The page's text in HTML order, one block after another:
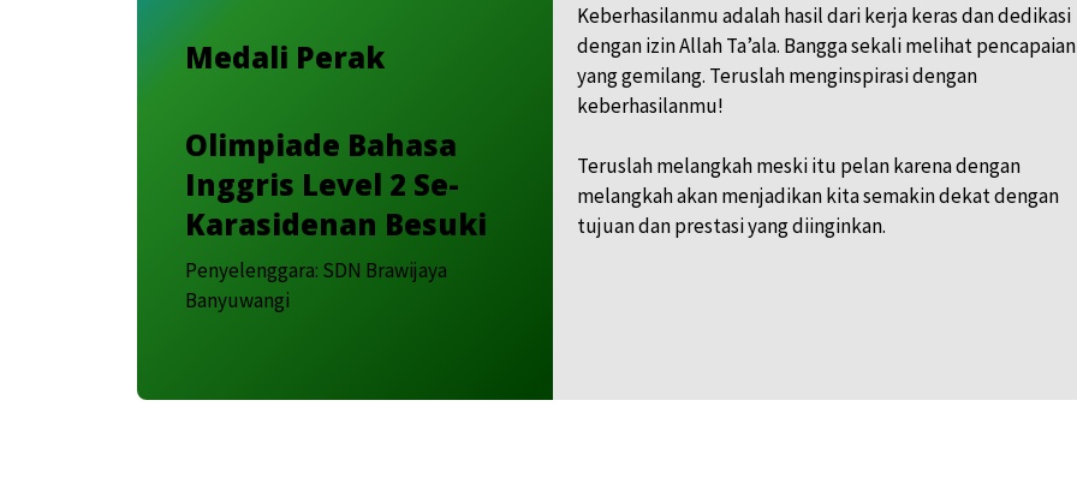
Medali Perak
Olimpiade Bahasa
Inggris Level 2 Se-
Karasidenan Besuki
Penyelenggara: SDN Brawijaya
Banyuwangi
Keberhasilanmu adalah hasil dari kerja keras dan dedikasi
dengan izin Allah Ta’ala. Bangga sekali melihat
yang gemilang. Teruslah menginspirasi dengan
keberhasilanmu!
Teruslah melangkah meski itu pelan karena dengan
melangkah akan menjadikan kita semakin dekat dengan
tujuan dan prestasi yang diinginkan.